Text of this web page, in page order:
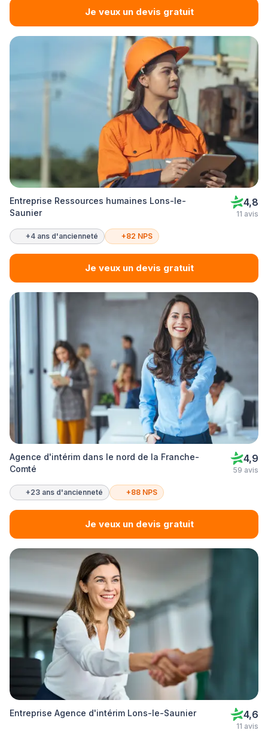
Je veux un devis gratuit
Entreprise Ressources humaines Lons-le-
Saunier
4,8
11 avis
+4 ans d'ancienneté +82 NPS
Je veux un devis gratuit
Agence d'intérim dans le nord de la Franche-
Comté
4,9
59 avis
+23 ans d'ancienneté +88 NPS
Je veux un devis gratuit
Entreprise Agence d'intérim Lons-le-Saunier 4,6
11 avis